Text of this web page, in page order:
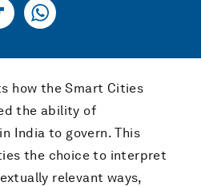
how the Smart Cities
the ability of
India to govern. This
the choice to interpret
relevant ways,